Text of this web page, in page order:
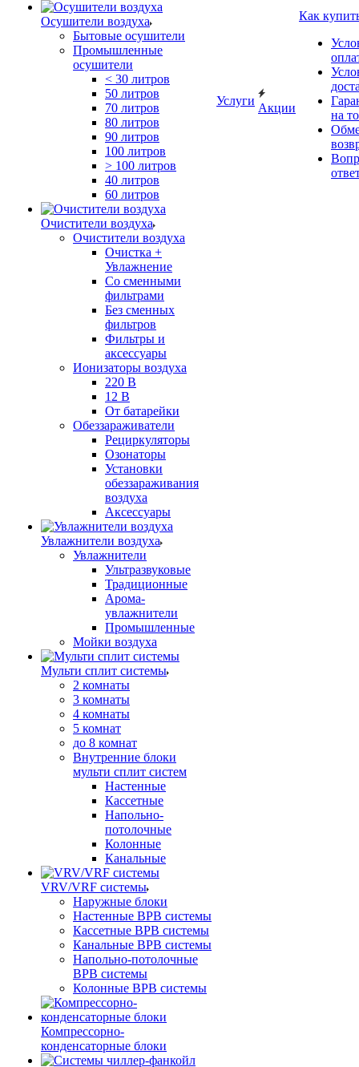
Осушители воздуха
Бытовые осушители
Промышленные
осушители
< 30 литров
50 литров
70 литров
80 литров
90 литров
100 литров
> 100 литров
40 литров
60 литров
Очистители воздуха
Очистители воздуха
Очистка +
Увлажнение
Cо сменными
фильтрами
Без сменных
фильтров
Фильтры и
аксессуары
Ионизаторы воздуха
220 В
12 В
От батарейки
Обеззараживатели
Рециркуляторы
Озонаторы
Установки
обеззараживания
воздуха
Аксессуары
Увлажнители воздуха
Увлажнители
Ультразвуковые
Традиционные
Арома-
увлажнители
Промышленные
Мойки воздуха
Мульти сплит системы
2 комнаты
3 комнаты
4 комнаты
5 комнат
до 8 комнат
Внутренние блоки
мульти сплит систем
Настенные
Кассетные
Напольно-
потолочные
Колонные
Канальные
VRV/VRF системы
Наружные блоки
Настенные ВРВ системы
Кассетные ВРВ системы
Канальные ВРВ системы
Напольно-потолочные
ВРВ системы
Колонные ВРВ системы
Компрессорно-
конденсаторные блоки
Услуги
Акции
Как
на